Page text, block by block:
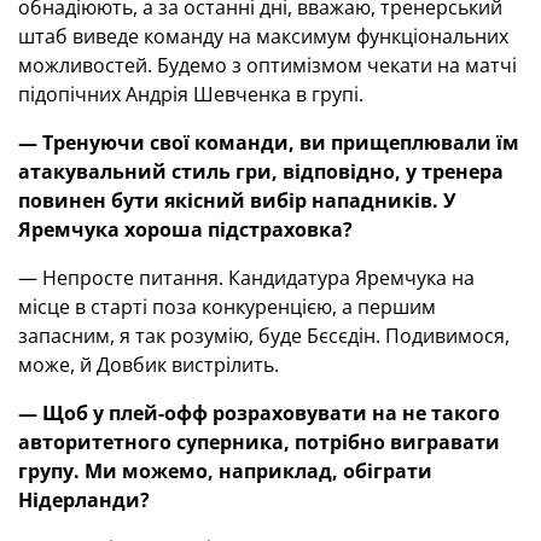
обнадіюють, а за останні дні, вважаю, тренерський
штаб виведе команду на максимум функціональних
можливостей. Будемо з оптимізмом чекати на матчі
підопічних Андрія Шевченка в групі.
— Тренуючи свої команди, ви прищеплювали їм
атакувальний стиль гри, відповідно, у тренера
повинен бути якісний вибір нападників. У
Яремчука хороша підстраховка?
— Непросте питання. Кандидатура Яремчука на
місце в старті поза конкуренцією, а першим
запасним, я так розумію, буде Бєсєдін. Подивимося,
може, й Довбик вистрілить.
— Щоб у плей-офф розраховувати на не такого
авторитетного суперника, потрібно вигравати
групу. Ми можемо, наприклад, обіграти
Нідерланди?